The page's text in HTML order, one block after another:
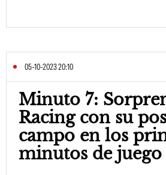
05-10-2023 20:10
Minuto 7:
Racing con su
campo en los
minutos de juego